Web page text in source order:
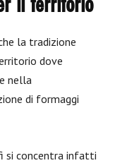
il territorio
la tradizione
dove
nella
di formaggi
si concentra infatti